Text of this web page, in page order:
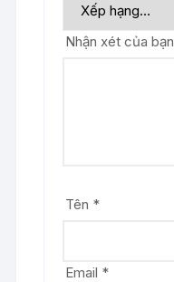
Nhận xét của bạn
Tên *
Email *